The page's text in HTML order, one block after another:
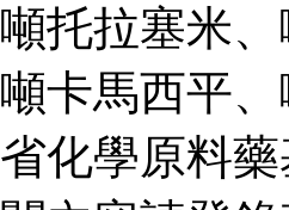
噸托拉塞米
噸卡馬西平
省化學原料